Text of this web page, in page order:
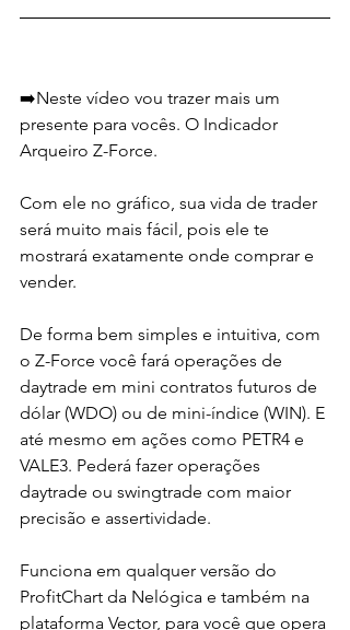
➡️Neste vídeo vou trazer mais um
presente para vocês. O Indicador
Arqueiro Z-Force.
Com ele no gráfico, sua vida de trader
será muito mais fácil, pois ele te
mostrará exatamente onde comprar e
vender.
De forma bem simples e intuitiva, com
o Z-Force você fará operações de
daytrade em mini contratos futuros de
dólar (WDO) ou de mini-índice (WIN). E
até mesmo em ações como PETR4 e
VALE3. Pederá fazer operações
daytrade ou swingtrade com maior
precisão e assertividade.
Funciona em qualquer versão do
ProfitChart da Nelógica e também na
plataforma Vector, para você que opera